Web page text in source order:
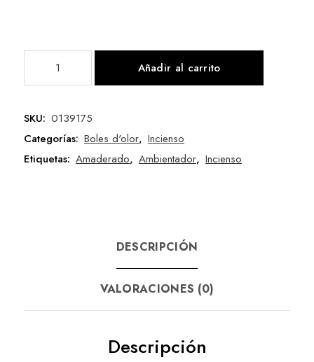
Añadir al carrito
SKU: 0139175
Categorías: Boles d'olor, Incienso
Etiquetas: Amaderado, Ambientador, Incienso
DESCRIPCIÓN
VALORACIONES (0)
Descripción